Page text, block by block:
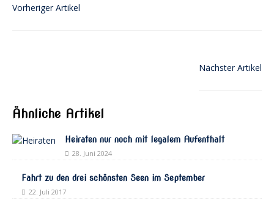
Vorheriger Artikel
Nächster Artikel
Ähnliche Artikel
Heiraten nur noch mit legalem Aufenthalt
28. Juni 2024
Fahrt zu den drei schönsten Seen im September
22. Juli 2017